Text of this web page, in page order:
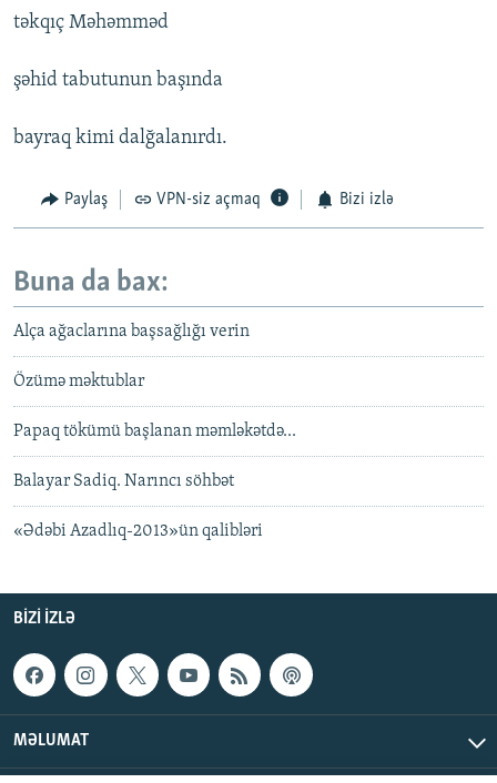
təkqıç Məhəmməd
şəhid tabutunun başında
bayraq kimi dalğalanırdı.
Paylaş VPN-siz açmaq Bizi izlə
Buna da bax:
Alça ağaclarına başsağlığı verin
Özümə məktublar
Papaq tökümü başlanan məmləkətdə...
Balayar Sadiq. Narıncı söhbət
«Ədəbi Azadlıq-2013»ün qalibləri
BIZI IZLƏ
MƏLUMAT